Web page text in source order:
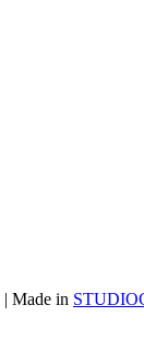
| Made in